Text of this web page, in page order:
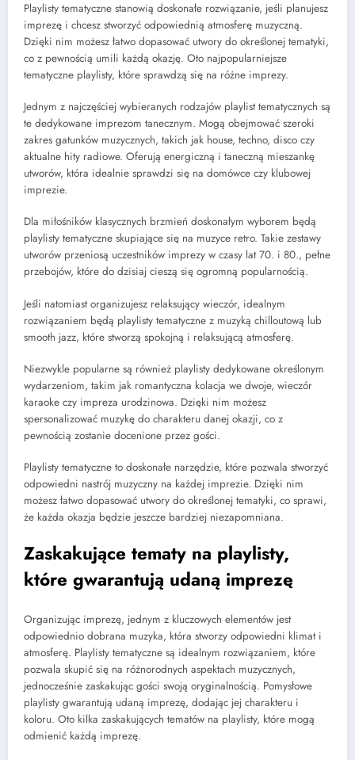
Playlisty tematyczne stanowią doskonałe rozwiązanie, jeśli planujesz
imprezę i chcesz stworzyć odpowiednią atmosferę muzyczną.
Dzięki nim możesz łatwo dopasować utwory do określonej tematyki,
co z pewnością umili każdą okazję. Oto najpopularniejsze
tematyczne playlisty, które sprawdzą się na różne imprezy.
Jednym z najczęściej wybieranych rodzajów playlist tematycznych są
te dedykowane imprezom tanecznym. Mogą obejmować szeroki
zakres gatunków muzycznych, takich jak house, techno, disco czy
aktualne hity radiowe. Oferują energiczną i taneczną mieszankę
utworów, która idealnie sprawdzi się na domówce czy klubowej
imprezie.
Dla miłośników klasycznych brzmień doskonałym wyborem będą
playlisty tematyczne skupiające się na muzyce retro. Takie zestawy
utworów przeniosą uczestników imprezy w czasy lat 70. i 80., pełne
przebojów, które do dzisiaj cieszą się ogromną popularnością.
Jeśli natomiast organizujesz relaksujący wieczór, idealnym
rozwiązaniem będą playlisty tematyczne z muzyką chilloutową lub
smooth jazz, które stworzą spokojną i relaksującą atmosferę.
Niezwykle popularne są również playlisty dedykowane określonym
wydarzeniom, takim jak romantyczna kolacja we dwoje, wieczór
karaoke czy impreza urodzinowa. Dzięki nim możesz
spersonalizować muzykę do charakteru danej okazji, co z
pewnością zostanie docenione przez gości.
Playlisty tematyczne to doskonałe narzędzie, które pozwala stworzyć
odpowiedni nastrój muzyczny na każdej imprezie. Dzięki nim
możesz łatwo dopasować utwory do określonej tematyki, co sprawi,
że każda okazja będzie jeszcze bardziej niezapomniana.
Zaskakujące tematy na playlisty,
które gwarantują udaną imprezę
Organizując imprezę, jednym z kluczowych elementów jest
odpowiednio dobrana muzyka, która stworzy odpowiedni klimat i
atmosferę. Playlisty tematyczne są idealnym rozwiązaniem, które
pozwala skupić się na różnorodnych aspektach muzycznych,
jednocześnie zaskakując gości swoją oryginalnością. Pomysłowe
playlisty gwarantują udaną imprezę, dodając jej charakteru i
koloru. Oto kilka zaskakujących tematów na playlisty, które mogą
odmienić każdą imprezę.